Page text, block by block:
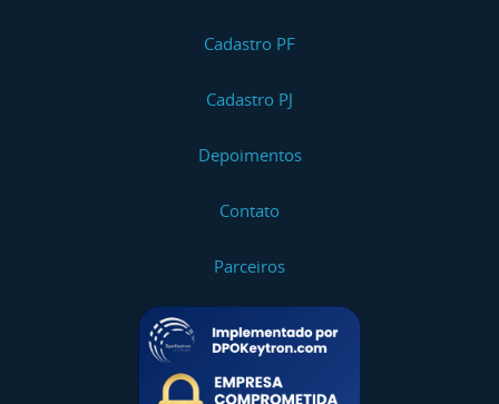
Cadastro PF
Cadastro PJ
Depoimentos
Contato
Parceiros